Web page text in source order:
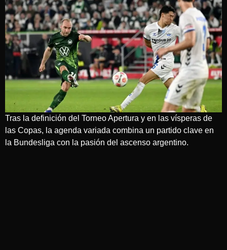
Tras la definición del Torneo Apertura y en las vísperas de
las Copas, la agenda variada combina un partido clave en
la Bundesliga con la pasión del ascenso argentino.